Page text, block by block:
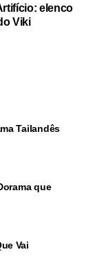
elenco
Viki
Tailandês
que
Vai